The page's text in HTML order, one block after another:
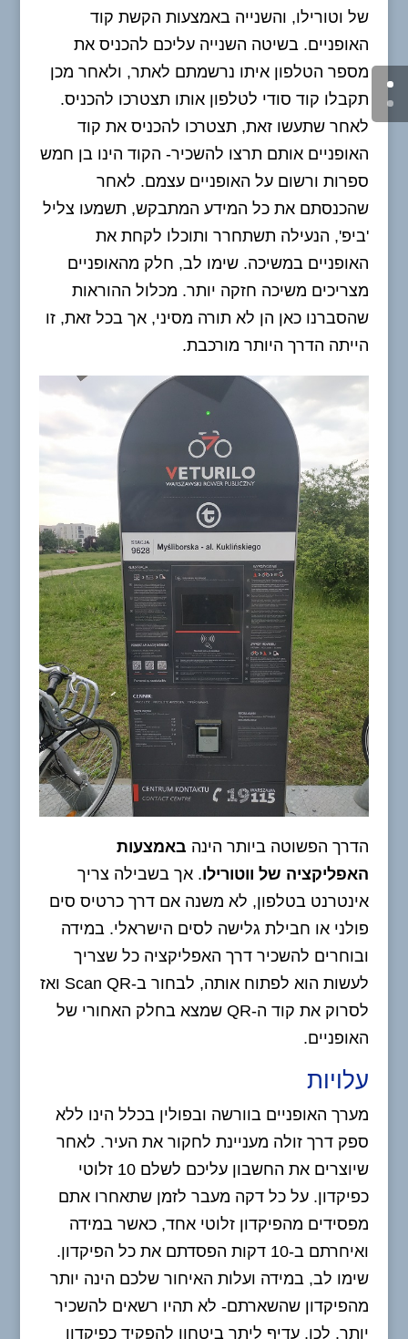
של וטורילו, והשנייה באמצעות הקשת קוד
האופניים. בשיטה השנייה עליכם להכניס את
מספר הטלפון איתו נרשמתם לאתר, ולאחר מכן
תקבלו קוד סודי לטלפון אותו תצטרכו להכניס.
לאחר שתעשו זאת, תצטרכו להכניס את קוד
האופניים אותם תרצו להשכיר- הקוד הינו בן חמש
ספרות ורשום על האופניים עצמם. לאחר
שהכנסתם את כל המידע המתבקש, תשמעו צליל
'ביפ', הנעילה תשתחרר ותוכלו לקחת את
האופניים במשיכה. שימו לב, חלק מהאופניים
מצריכים משיכה חזקה יותר. מכלול ההוראות
שהסברנו כאן הן לא תורה מסיני, אך בכל זאת, זו
הייתה הדרך היותר מורכבת.
הדרך הפשוטה ביותר הינה באמצעות
האפליקציה של ווטורילו. אך בשבילה צריך
אינטרנט בטלפון, לא משנה אם דרך כרטיס סים
פולני או חבילת גלישה לסים הישראלי. במידה
ובוחרים להשכיר דרך האפליקציה כל שצריך
לעשות הוא לפתוח אותה, לבחור ב-Scan QR ואז
לסרוק את קוד ה-QR שמצא בחלק האחורי של
האופניים.
עלויות
מערך האופניים בוורשה ובפולין בכלל הינו ללא
ספק דרך זולה מעניינת לחקור את העיר. לאחר
שיוצרים את החשבון עליכם לשלם 10 זלוטי
כפיקדון. על כל דקה מעבר לזמן שתאחרו אתם
מפסידים מהפיקדון זלוטי אחד, כאשר במידה
ואיחרתם ב-10 דקות הפסדתם את כל הפיקדון.
שימו לב, במידה ועלות האיחור שלכם הינה יותר
מהפיקדון שהשארתם- לא תהיו רשאים להשכיר
יותר. לכן, עדיף ליתר ביטחון להפקיד כפיקדון